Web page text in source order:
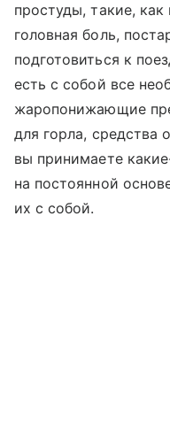
простуды, такие,
головная боль,
подготовиться к
есть с собой все
жаропонижающие
для горла, средства
вы принимаете
на постоянной
их с собой.